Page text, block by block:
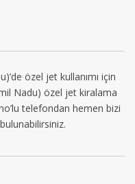
özel jet kullanımı için
Nadu) özel jet kiralama
telefondan hemen bizi